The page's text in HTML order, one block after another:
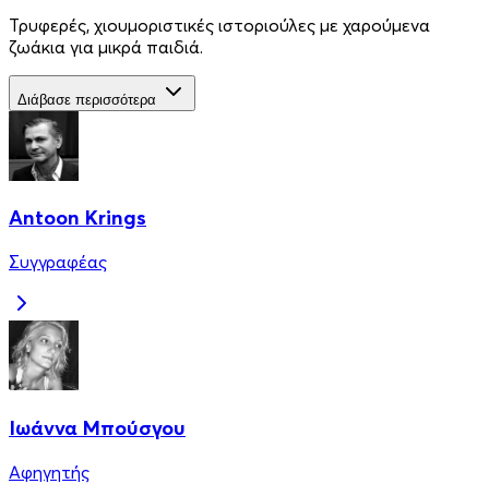
Τρυφερές, χιουμοριστικές ιστοριούλες με χαρούμενα
ζωάκια για μικρά παιδιά.
Διάβασε περισσότερα
Antoon Krings
Συγγραφέας
Ιωάννα Μπούσγου
Αφηγητής